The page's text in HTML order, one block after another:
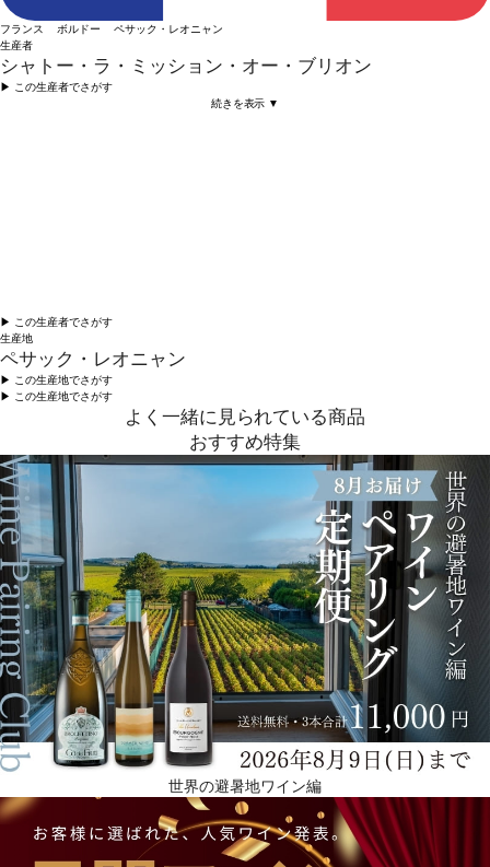
フランス ボルドー ペサック・レオニャン
生産者
シャトー・ラ・ミッション・オー・ブリオン
▶︎ この生産者でさがす
続きを表示 ▼
▶︎ この生産者でさがす
生産地
ペサック・レオニャン
▶︎ この生産地でさがす
▶︎ この生産地でさがす
よく一緒に見られている商品
おすすめ特集
世界の避暑地ワイン編